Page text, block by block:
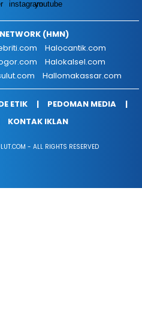
(HMN)
Halocantik.com
Halokalsel.com
Hallomakassar.com
ETIK
PEDOMAN MEDIA
KONTAK IKLAN
- ALL RIGHTS RESERVED